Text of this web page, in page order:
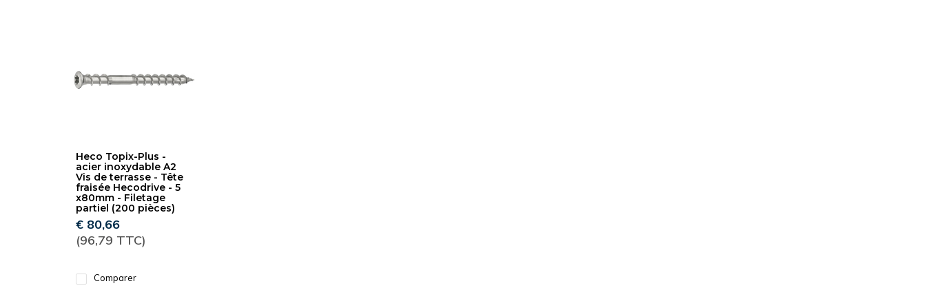
Heco Topix-Plus -
acier inoxydable A2
Vis de terrasse - Tête
fraisée Hecodrive - 5
x80mm - Filetage
partiel (200 pièces)
€ 80,66
(96,79 TTC)
Comparer